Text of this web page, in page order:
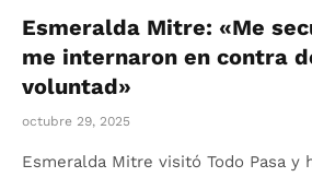
Esmeralda Mitre: «Me
me internaron en contra
voluntad»
octubre 29, 2025
Esmeralda Mitre visitó Todo Pasa y